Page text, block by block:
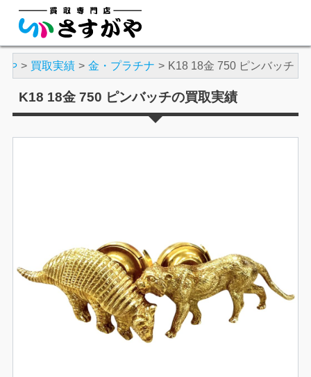
や 買取実績 金・プラチナ K18 18金 750 ピンバッチ
K18 18金 750 ピンバッチの買取実績